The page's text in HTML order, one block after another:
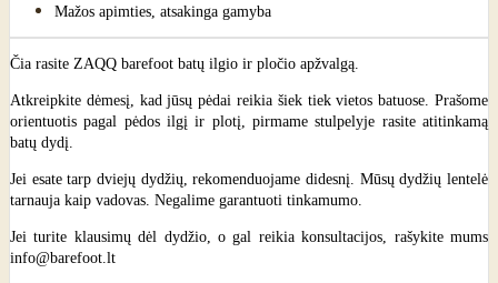
Mažos apimties, atsakinga gamyba
Atkreipkite dėmesį, kad jūsų pėdai reikia šiek tiek vietos batuose. Prašome
orientuotis pagal pėdos ilgį ir plotį, pirmame stulpelyje rasite atitinkamą
batų dydį.
Jei esate tarp dviejų dydžių, rekomenduojame didesnį. Mūsų dydžių lentelė
tarnauja kaip vadovas. Negalime garantuoti tinkamumo.
Jei turite klausimų dėl dydžio, o gal reikia konsultacijos, rašykite mums
info@barefoot.lt